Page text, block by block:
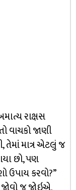
રાક્ષસ
વાચકો જાણી
તેમાં માત્ર એટલું જ
છો, પણ
ઉપાય કરવો?”